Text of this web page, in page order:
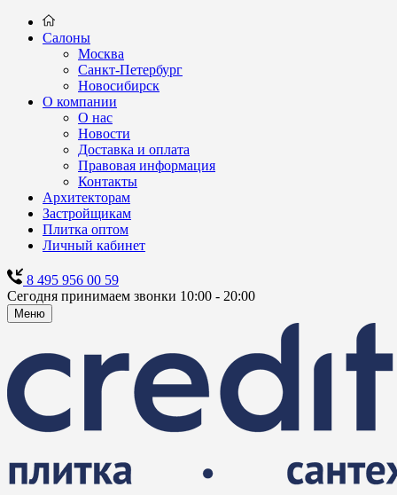
Салоны
Москва
Санкт-Петербург
Новосибирск
О компании
О нас
Новости
Доставка и оплата
Правовая информация
Контакты
Архитекторам
Застройщикам
Плитка оптом
Личный кабинет
8 495 956 00 59
Сегодня принимаем звонки 10:00 - 20:00
Меню